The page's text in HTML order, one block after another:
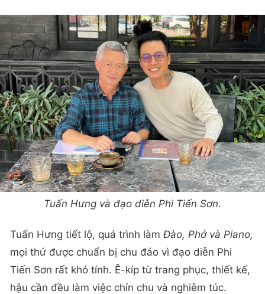
Tuấn Hưng và đạo diễn Phi Tiến Sơn.
Tuấn Hưng tiết lộ, quá trình làm Đào, Phở và Piano,
mọi thứ được chuẩn bị chu đáo vì đạo diễn Phi
Tiến Sơn rất khó tính. Ê-kíp từ trang phục, thiết kế,
hậu cần đều làm việc chỉn chu và nghiêm túc.